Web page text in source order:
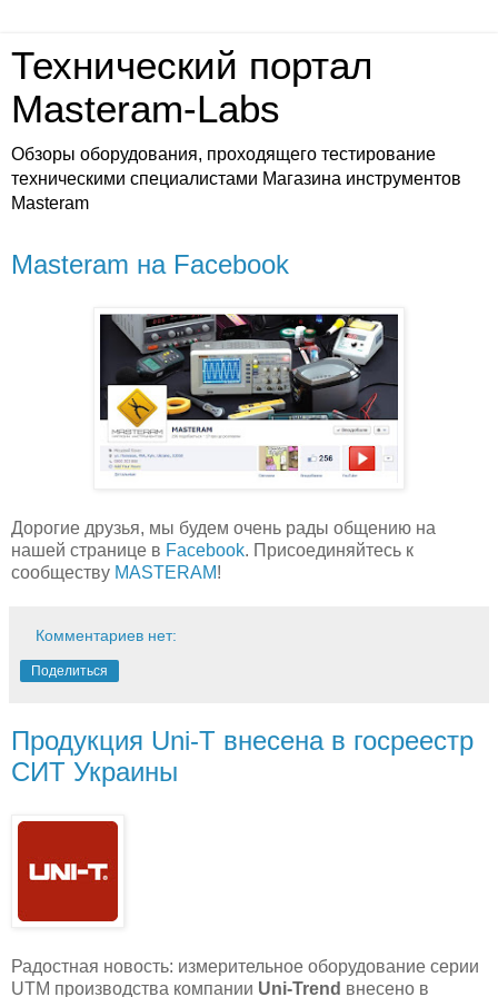
Технический портал
Masteram-Labs
Обзоры оборудования, проходящего тестирование
техническими специалистами Магазина инструментов
Masteram
Masteram на Facebook
Дорогие друзья, мы будем очень рады общению на
нашей странице в Facebook. Присоединяйтесь к
сообществу MASTERAM!
Комментариев нет:
Поделиться
Продукция Uni-T внесена в госреестр
СИТ Украины
Радостная новость: измерительное оборудование серии
UTM производства компании Uni-Trend внесено в